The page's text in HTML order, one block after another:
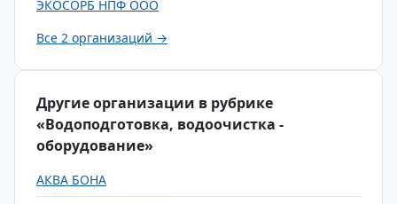
ЭКОСОРБ НПФ ООО
Все 2 организаций →
Другие организации в рубрике
«Водоподготовка, водоочистка -
оборудование»
АКВА БОНА